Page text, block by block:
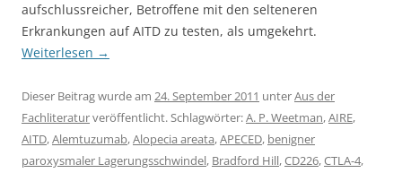
aufschlussreicher, Betroffene mit den selteneren
Erkrankungen auf AITD zu testen, als umgekehrt.
Weiterlesen →
Dieser Beitrag wurde am 24. September 2011 unterAus der
Fachliteraturveröffentlicht. Schlagwörter:A. P. Weetman,AIRE,
AITD,Alemtuzumab,Alopecia areata,APECED, benigner
paroxysmaler Lagerungsschwindel, Bradford Hill,CD226,CTLA-4,